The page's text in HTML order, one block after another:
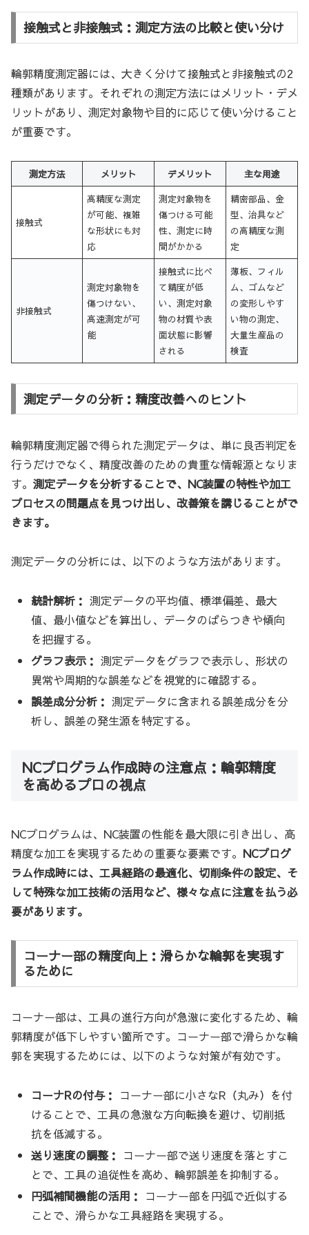
接触式と非接触式：測定方法の比較と使い分け
輪郭精度測定器には、大きく分けて接触式と非接触式の2
種類があります。それぞれの測定方法にはメリット・デメ
リットがあり、測定対象物や目的に応じて使い分けること
が重要です。
測定方法 メリット デメリット 主な用途
接触式
高精度な測定
が可能、複雑
な形状にも対
応
測定対象物を
傷つける可能
性、測定に時
間がかかる
精密部品、金
型、治具など
の高精度な測
定
非接触式
測定対象物を
傷つけない、
高速測定が可
能
接触式に比べ
て精度が低
い、測定対象
物の材質や表
面状態に影響
される
薄板、フィル
ム、ゴムなど
の変形しやす
い物の測定、
大量生産品の
検査
測定データの分析：精度改善へのヒント
輪郭精度測定器で得られた測定データは、単に良否判定を
行うだけでなく、精度改善のための貴重な情報源となりま
す。 測定データを分析することで、NC装置の特性や加工
プロセスの問題点を見つけ出し、改善策を講じることがで
きます。
測定データの分析には、以下のような方法があります。
統計解析： 測定データの平均値、標準偏差、最大
値、最小値などを算出し、データのばらつきや傾向
を把握する。
グラフ表示： 測定データをグラフで表示し、形状の
異常や周期的な誤差などを視覚的に確認する。
誤差成分分析： 測定データに含まれる誤差成分を分
析し、誤差の発生源を特定する。
NCプログラム作成時の注意点：輪郭精度
を高めるプロの視点
NCプログラムは、NC装置の性能を最大限に引き出し、高
精度な加工を実現するための重要な要素です。 NCプログ
ラム作成時には、工具経路の最適化、切削条件の設定、そ
して特殊な加工技術の活用など、様々な点に注意を払う必
要があります。
コーナー部の精度向上：滑らかな輪郭を実現す
るために
コーナー部は、工具の進行方向が急激に変化するため、輪
郭精度が低下しやすい箇所です。コーナー部で滑らかな輪
郭を実現するためには、以下のような対策が有効です。
コーナRの付与： コーナー部に小さなR（丸み）を付
けることで、工具の急激な方向転換を避け、切削抵
抗を低減する。
送り速度の調整： コーナー部で送り速度を落とすこ
とで、工具の追従性を高め、輪郭誤差を抑制する。
円弧補間機能の活用： コーナー部を円弧で近似する
ことで、滑らかな工具経路を実現する。